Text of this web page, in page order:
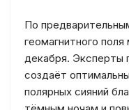
По
геомагнитного поля
декабря. Эксперты
создаёт
полярных сияний